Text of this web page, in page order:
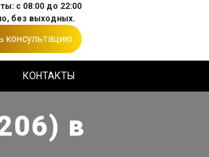
с 08:00 до 22:00
без выходных.
консультацию
КОНТАКТЫ
в